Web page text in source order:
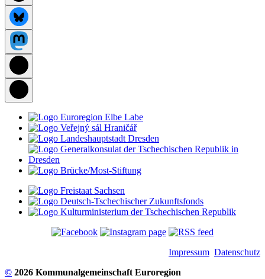
Impressum Datenschutz
© 2026 Kommunalgemeinschaft Euroregion